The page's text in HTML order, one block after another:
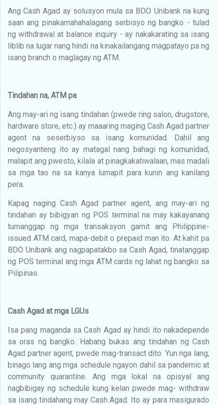
Ang Cash Agad ay solusyon mula sa BDO Unibank na kung
saan ang pinakamahahalagang serbisyo ng bangko - tulad
ng withdrawal at balance inquiry - ay nakakarating sa isang
liblib na lugar nang hindi na kinakailangang magpatayo pa ng
isang branch o maglagay ng ATM.
Tindahan na, ATM pa
Ang may-ari ng isang tindahan (pwede ring salon, drugstore,
hardware store, etc.) ay maaaring maging Cash Agad partner
agent na seserbiyso sa isang komunidad. Dahil ang
negosyanteng ito ay matagal nang bahagi ng komunidad,
malapit ang pwesto, kilala at pinagkakatiwalaan, mas madali
sa mga tao na sa kanya lumapit para kunin ang kanilang
pera.
Kapag naging Cash Agad partner agent, ang may-ari ng
tindahan ay bibigyan ng POS terminal na may kakayanang
tumanggap ng mga transaksyon gamit ang Philippine-
issued ATM card, mapa-debit o prepaid man ito. At kahit pa
BDO Unibank ang nagpapatakbo sa Cash Agad, tinatanggap
ng POS terminal ang mga ATM cards ng lahat ng bangko sa
Pilipinas.
Cash Agad at mga LGUs
Isa pang maganda sa Cash Agad ay hindi ito nakadepende
sa oras ng bangko. Habang bukas ang tindahan ng Cash
Agad partner agent, pwede mag-transact dito. Yun nga lang,
binago lang ang mga schedule ngayon dahil sa pandemic at
community quarantine. Ang mga lokal na opisyal ang
nagbibigay ng schedule kung kelan pwede mag- withdraw
sa isang tindahang may Cash Agad. Ito ay para masigurado